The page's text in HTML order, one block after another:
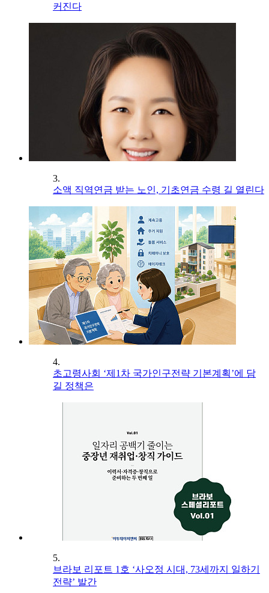
커진다
3.
소액 직역연금 받는 노인, 기초연금 수령 길 열린다
4.
초고령사회 ‘제1차 국가인구전략 기본계획’에 담
길 정책은
5.
브라보 리포트 1호 ‘사오정 시대, 73세까지 일하기
전략’ 발간